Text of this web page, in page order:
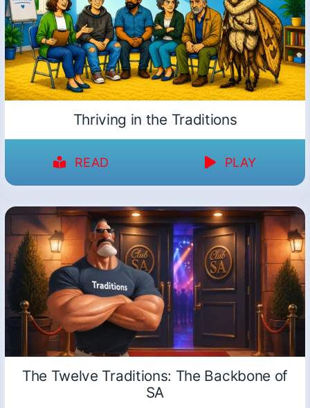
Thriving in the Traditions
READ PLAY
The Twelve Traditions: The Backbone of
SA